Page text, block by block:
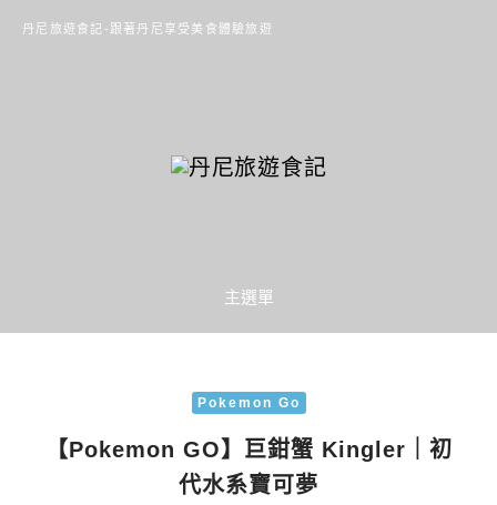
丹尼旅遊食記-跟著丹尼享受美食體驗旅遊
主選單
Pokemon Go
【Pokemon GO】巨鉗蟹 Kingler｜初
代水系寶可夢